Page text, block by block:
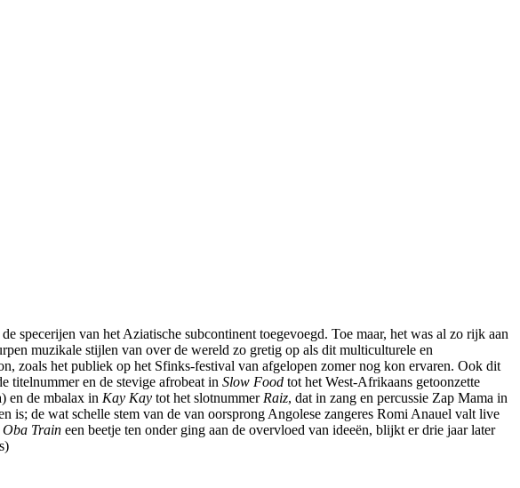
specerijen van het Aziatische subcontinent toegevoegd. Toe maar, het was al zo rijk aan
muzikale stijlen van over de wereld zo gretig op als dit multiculturele en
zoals het publiek op het Sfinks-festival van afgelopen zomer nog kon ervaren. Ook dit
titelnummer en de stevige afrobeat in Slow Food tot het West-Afrikaans getoonzette
en de mbalax in Kay Kay tot het slotnummer Raiz, dat in zang en percussie Zap Mama in
is; de wat schelle stem van de van oorsprong Angolese zangeres Romi Anauel valt live
Oba Train een beetje ten onder ging aan de overvloed van ideeën, blijkt er drie jaar later